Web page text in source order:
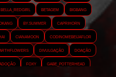
Bella_RedGirl Betagem
Bigbang
By.summer
Caprihorn
Cianamoon
Codinomebeijaflor
Divulgação
Doação
Foxy
Gabe_Potterhead